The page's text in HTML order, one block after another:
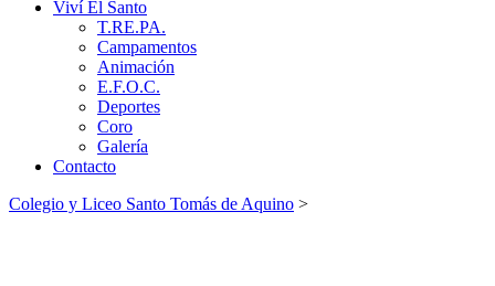
Viví El Santo
T.RE.PA.
Campamentos
Animación
E.F.O.C.
Deportes
Coro
Galería
Contacto
Colegio y Liceo Santo Tomás de Aquino >